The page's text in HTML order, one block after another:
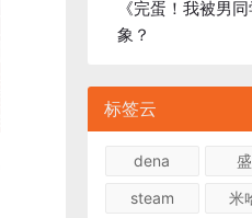
《完蛋！我被男
象？
标签云
dena
steam
米